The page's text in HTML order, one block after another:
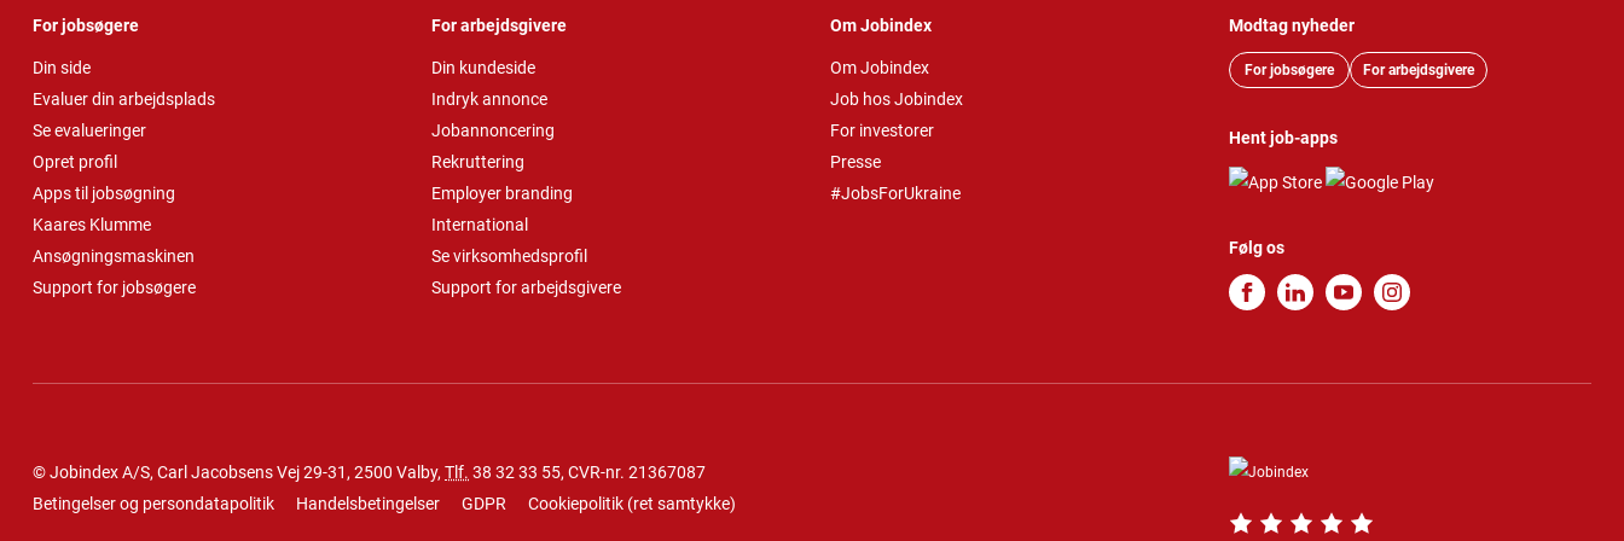
For jobsøgere
Din side
Evaluer din arbejdsplads
Se evalueringer
Opret profil
Apps til jobsøgning
Kaares Klumme
Ansøgningsmaskinen
Support for jobsøgere
For arbejdsgivere
Din kundeside
Indryk annonce
Jobannoncering
Rekruttering
Employer branding
International
Se virksomhedsprofil
Support for arbejdsgivere
Om Jobindex
Om Jobindex
Job hos Jobindex
For investorer
Presse
#JobsForUkraine
Modtag nyheder
For jobsøgere For arbejdsgivere
Hent job-apps
Følg os
© Jobindex A/S, Carl Jacobsens Vej 29-31, 2500 Valby, Tlf. 38 32 33 55, CVR-nr. 21367087
Betingelser og persondatapolitik
Handelsbetingelser GDPR Cookiepolitik (ret samtykke)